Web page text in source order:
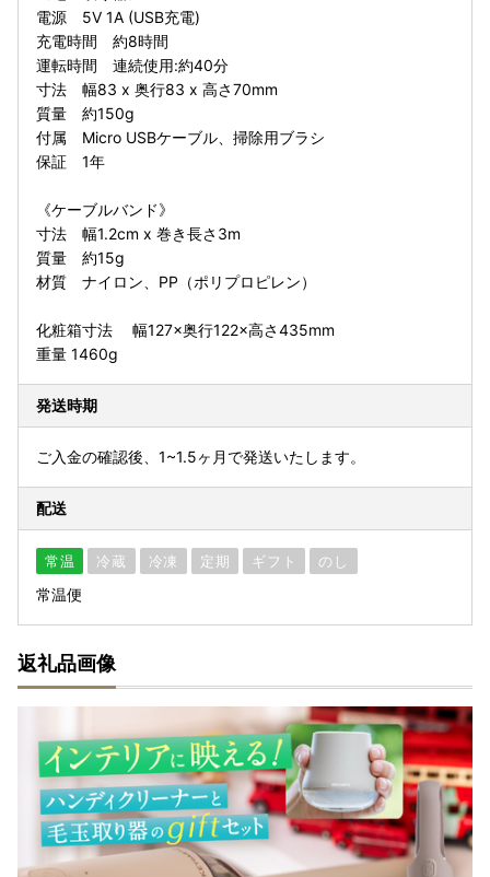
電源 5V 1A (USB充電)
充電時間 約8時間
運転時間 連続使用:約40分
寸法 幅83 x 奥行83 x 高さ70mm
質量 約150g
付属 Micro USBケーブル、掃除用ブラシ
保証 1年
《ケーブルバンド》
寸法 幅1.2cm x 巻き長さ3m
質量 約15g
材質 ナイロン、PP（ポリプロピレン）
化粧箱寸法 幅127×奥行122×高さ435mm
重量 1460g
発送時期
ご入金の確認後、1~1.5ヶ月で発送いたします。
配送
常温 冷蔵 冷凍 定期 ギフト のし
常温便
返礼品画像